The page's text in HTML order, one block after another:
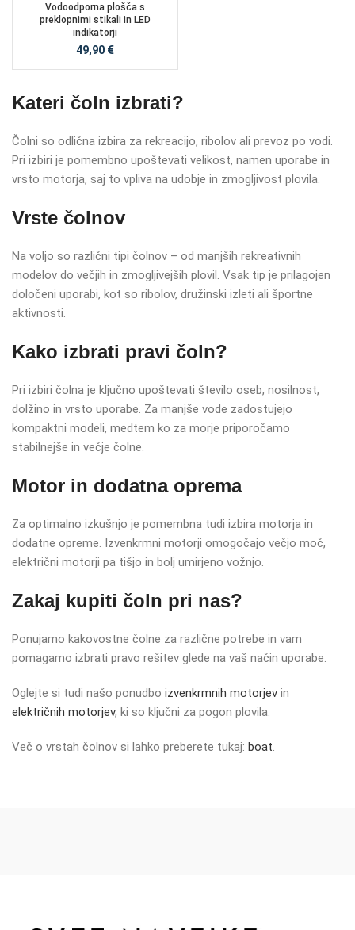
Vodoodporna plošča s
preklopnimi stikali in LED
indikatorji
49,90 €
Kateri čoln izbrati?
Čolni so odlična izbira za rekreacijo, ribolov ali prevoz po vodi.
Pri izbiri je pomembno upoštevati velikost, namen uporabe in
vrsto motorja, saj to vpliva na udobje in zmogljivost plovila.
Vrste čolnov
Na voljo so različni tipi čolnov – od manjših rekreativnih
modelov do večjih in zmogljivejših plovil. Vsak tip je prilagojen
določeni uporabi, kot so ribolov, družinski izleti ali športne
aktivnosti.
Kako izbrati pravi čoln?
Pri izbiri čolna je ključno upoštevati število oseb, nosilnost,
dolžino in vrsto uporabe. Za manjše vode zadostujejo
kompaktni modeli, medtem ko za morje priporočamo
stabilnejše in večje čolne.
Motor in dodatna oprema
Za optimalno izkušnjo je pomembna tudi izbira motorja in
dodatne opreme. Izvenkrmni motorji omogočajo večjo moč,
električni motorji pa tišjo in bolj umirjeno vožnjo.
Zakaj kupiti čoln pri nas?
Ponujamo kakovostne čolne za različne potrebe in vam
pomagamo izbrati pravo rešitev glede na vaš način uporabe.
Oglejte si tudi našo ponudbo izvenkrmnih motorjev in
električnih motorjev, ki so ključni za pogon plovila.
Več o vrstah čolnov si lahko preberete tukaj: boat.